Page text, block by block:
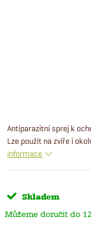
Antiparazitní sprej k
Lze použít na zvíře i
informace
Skladem